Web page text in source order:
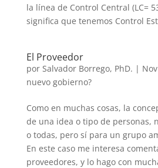
la línea de Control Central (LC=
significa que tenemos Control
El Proveedor
por Salvador Borrego, PhD. |
nuevo gobierno?
Como en muchas cosas, la
de una idea o tipo de personas,
o todas, pero sí para un grupo
En este caso me interesa
proveedores, y lo hago con